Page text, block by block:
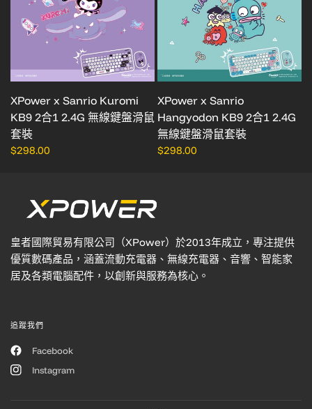
XPower x Sanrio Kuromi
KB9 2合1 2.4G 無線鍵盤滑鼠
套裝
$298.00
XPower x Sanrio
Hangyodon KB9 2合1 2.4G
無線鍵盤滑鼠套裝
$298.00
皇者國際貿易有限公司（XPower）於2013年成立，專注提供
優質數碼產品，涵蓋流動充電器、無線充電器、音響、智能家
居及各類電腦配件，以創新與服務為核心。
追蹤我們
Facebook
Instagram